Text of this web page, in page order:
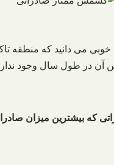
می‌ دانید که منطقه
آن در طول سال وجود
که بیشترین میزان